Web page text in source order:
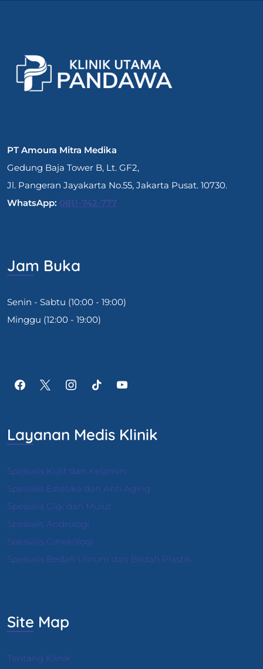
PT Amoura Mitra Medika
Gedung Baja Tower B, Lt. GF2,
Jl. Pangeran Jayakarta No.55, Jakarta Pusat. 10730.
WhatsApp: 0811-742-777
Jam Buka
Senin - Sabtu (10:00 - 19:00)
Minggu (12:00 - 19:00)
Layanan Medis Klinik
Spesialis Kulit dan Kelamin
Spesialis Estetika dan Anti Aging
Spesialis Gigi dan Mulut
Spesialis Andrologi
Spesialis Ginekologi
Spesialis Bedah Umum dan Bedah Plastik
Site Map
Tentang Klinik